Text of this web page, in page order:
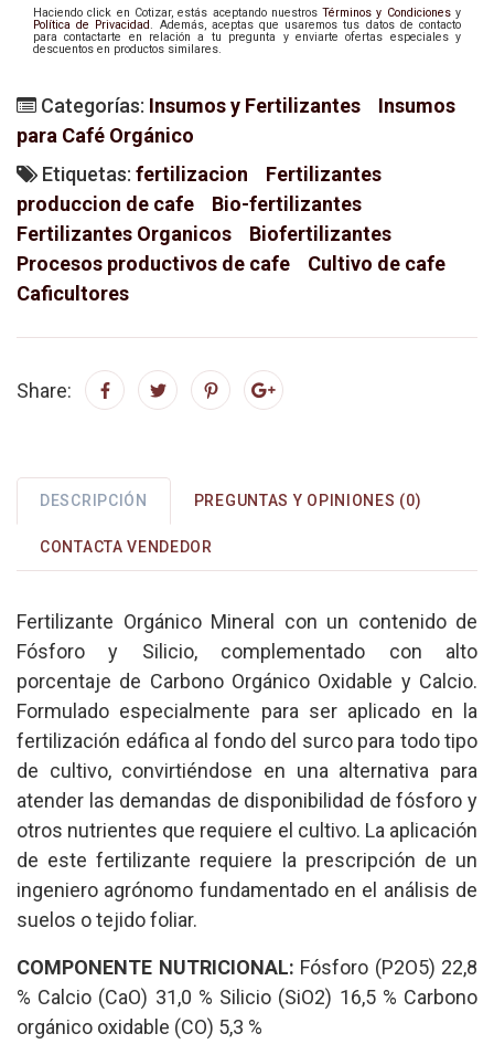
Haciendo click en Cotizar, estás aceptando nuestrosTérminos y Condicionesy
Política de Privacidad. Además, aceptas que usaremos tus datos de contacto
para contactarte en relación a tu pregunta y enviarte ofertas especiales y
descuentos en productos similares.
Categorías: Insumos y Fertilizantes
Insumos
para Café Orgánico
Etiquetas: fertilizacion
Fertilizantes
produccion de cafe
Bio-fertilizantes
Fertilizantes Organicos
Biofertilizantes
Procesos productivos de cafe
Cultivo de cafe
Caficultores
Share:
DESCRIPCIÓN PREGUNTAS Y OPINIONES (0)
CONTACTA VENDEDOR
Fertilizante Orgánico Mineral con un contenido de
Fósforo y Silicio, complementado con alto
porcentaje de Carbono Orgánico Oxidable y Calcio.
Formulado especialmente para ser aplicado en la
fertilización edáfica al fondo del surco para todo tipo
de cultivo, convirtiéndose en una alternativa para
atender las demandas de disponibilidad de fósforo y
otros nutrientes que requiere el cultivo. La aplicación
de este fertilizante requiere la prescripción de un
ingeniero agrónomo fundamentado en el análisis de
suelos o tejido foliar.
COMPONENTE NUTRICIONAL: Fósforo (P2O5) 22,8
% Calcio (CaO) 31,0 % Silicio (SiO2) 16,5 % Carbono
orgánico oxidable (CO) 5,3 %